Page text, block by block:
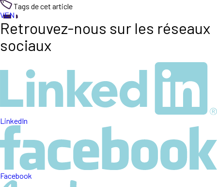
Tags de cet article
VEN
Retrouvez-nous sur les réseaux
sociaux
LinkedIn
Facebook